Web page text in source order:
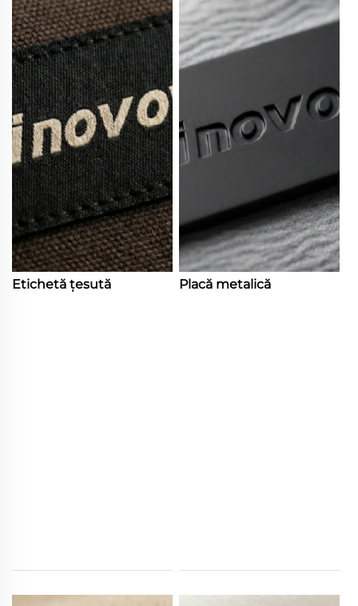
Etichetă țesută Placă metalică